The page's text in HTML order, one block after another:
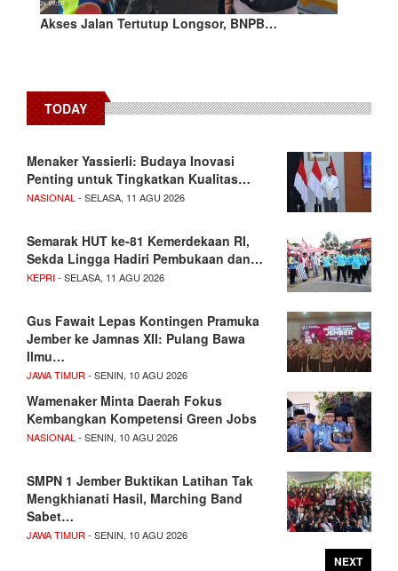
Akses Jalan Tertutup Longsor, BNPB…
TODAY
Menaker Yassierli: Budaya Inovasi
Penting untuk Tingkatkan Kualitas…
NASIONAL- SELASA, 11 AGU 2026
Semarak HUT ke-81 Kemerdekaan RI,
Sekda Lingga Hadiri Pembukaan dan…
KEPRI- SELASA, 11 AGU 2026
Gus Fawait Lepas Kontingen Pramuka
Jember ke Jamnas XII: Pulang Bawa
Ilmu…
JAWA TIMUR- SENIN, 10 AGU 2026
Wamenaker Minta Daerah Fokus
Kembangkan Kompetensi Green Jobs
NASIONAL- SENIN, 10 AGU 2026
SMPN 1 Jember Buktikan Latihan Tak
Mengkhianati Hasil, Marching Band
Sabet…
JAWA TIMUR- SENIN, 10 AGU 2026
NEXT